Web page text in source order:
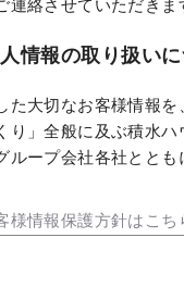
情報の取り扱い
大切なお客様情報を
り」全般に及ぶ積水
ループ会社各社ととも
情報保護方針はこち